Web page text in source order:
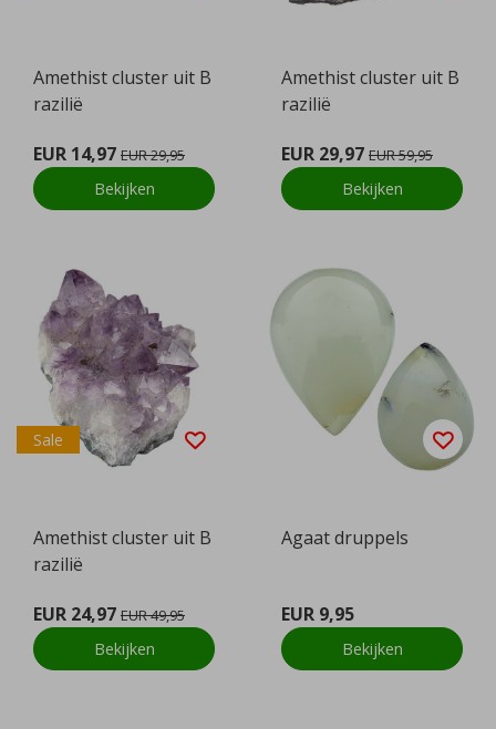
Amethist cluster uit B
razilië
EUR 14,97 EUR 29,95
Bekijken
Amethist cluster uit B
razilië
EUR 29,97 EUR 59,95
Bekijken
Sale
Amethist cluster uit B
razilië
EUR 24,97 EUR 49,95
Bekijken
Agaat druppels
EUR 9,95
Bekijken